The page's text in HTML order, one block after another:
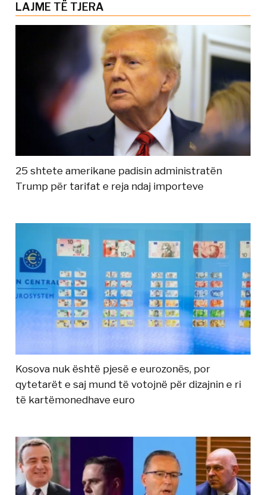
LAJME TË TJERA
25 shtete amerikane padisin administratën
Trump për tarifat e reja ndaj importeve
Kosova nuk është pjesë e eurozonës, por
qytetarët e saj mund të votojnë për dizajnin e ri
të kartëmonedhave euro